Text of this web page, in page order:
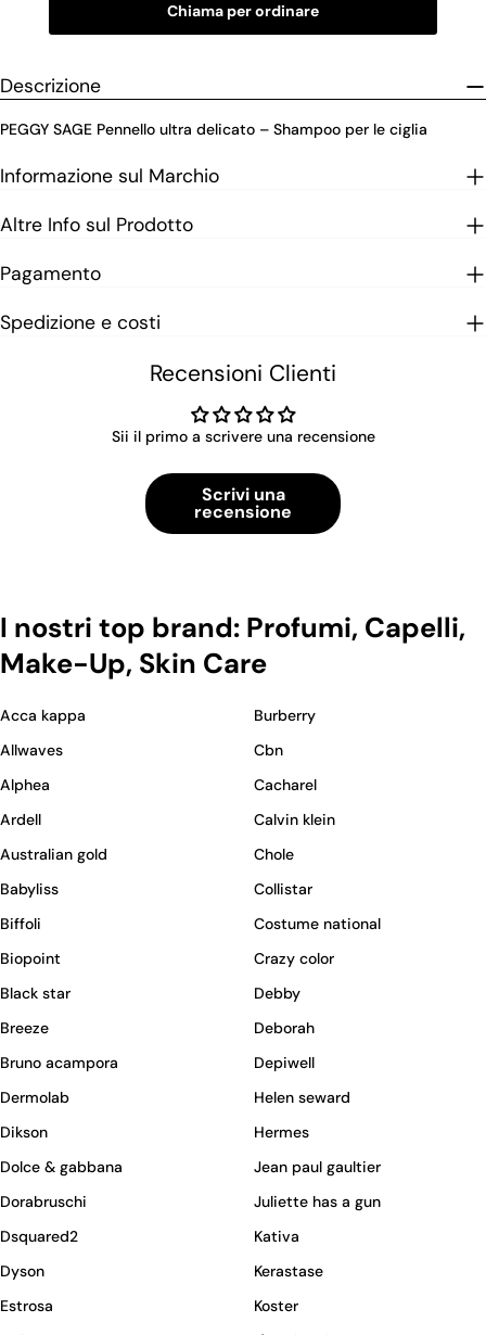
Chiama per ordinare
Descrizione
PEGGY SAGE Pennello ultra delicato – Shampoo per le ciglia
Informazione sul Marchio
Altre Info sul Prodotto
Pagamento
Spedizione e costi
Recensioni Clienti
Sii il primo a scrivere una recensione
Scrivi una
recensione
I nostri top brand: Profumi, Capelli,
Make-Up, Skin Care
Acca kappa
Allwaves
Alphea
Ardell
Australian gold
Babyliss
Biffoli
Biopoint
Black star
Breeze
Bruno acampora
Burberry
Cbn
Cacharel
Calvin klein
Chole
Collistar
Costume national
Crazy color
Debby
Deborah
Depiwell
Dermolab
Dikson
Dolce & gabbana
Dorabruschi
Dsquared2
Dyson
Estrosa
Helen seward
Hermes
Jean paul gaultier
Juliette has a gun
Kativa
Kerastase
Koster